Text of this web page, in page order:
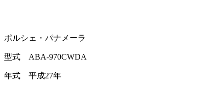
ポルシェ・パナメーラ
型式 ABA-970CWDA
年式 平成27年